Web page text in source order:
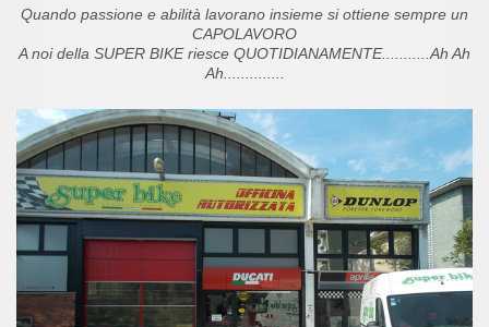
Quando passione e abilità lavorano insieme si ottiene sempre un
CAPOLAVORO
A noi della SUPER BIKE riesce QUOTIDIANAMENTE...........Ah Ah
Ah..............